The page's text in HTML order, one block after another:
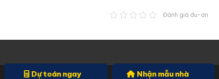
Đánh giá du-an
Dự toán ngay Nhận mẫu nhà